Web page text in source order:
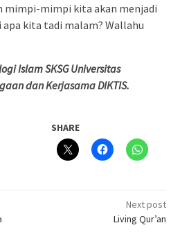
mimpi-mimpi kita akan menjadi
kita tadi malam? Wallahu
Islam SKSG Universitas
dan Kerjasama DIKTIS.
SHARE
Next post
Living Qur’an